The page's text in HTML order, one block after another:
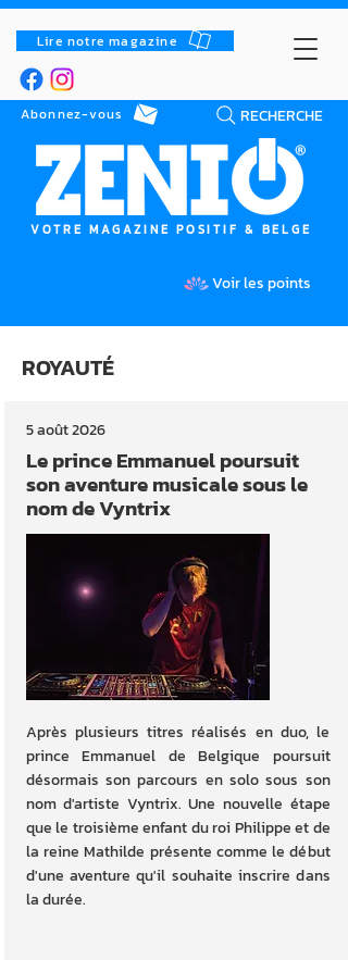
Lire notre magazine
RECHERCHE
Abonnez-vous
VOTRE MAGAZINE POSITIF & BELGE
Voir les points
ROYAUTÉ
5 août 2026
Après plusieurs titres réalisés en duo, le
prince Emmanuel de Belgique poursuit
désormais son parcours en solo sous son
nom d'artiste Vyntrix. Une nouvelle étape
que le troisième enfant du roi Philippe et de
la reine Mathilde présente comme le début
d'une aventure qu'il souhaite inscrire dans
la durée.
Le prince Emmanuel poursuit
son aventure musicale sous le
nom de Vyntrix